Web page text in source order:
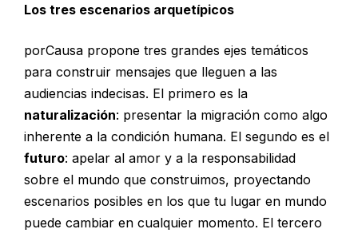
Los tres escenarios arquetípicos
porCausa propone tres grandes ejes temáticos
para construir mensajes que lleguen a las
audiencias indecisas. El primero es la
naturalización: presentar la migración como algo
inherente a la condición humana. El segundo es el
futuro: apelar al amor y a la responsabilidad
sobre el mundo que construimos, proyectando
escenarios posibles en los que tu lugar en mundo
puede cambiar en cualquier momento. El tercero